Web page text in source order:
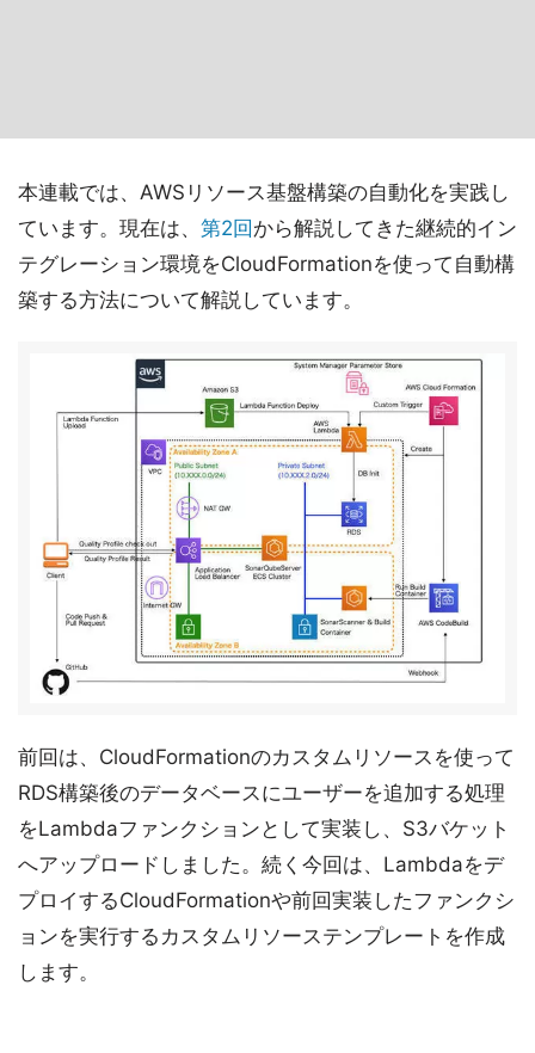
本連載では、AWSリソース基盤構築の自動化を実践し
ています。現在は、 第2回 から解説してきた継続的イン
テグレーション環境をCloudFormationを使って自動構
築する方法について解説しています。
前回は、CloudFormationのカスタムリソースを使って
RDS構築後のデータベースにユーザーを追加する処理
をLambdaファンクションとして実装し、S3バケット
へアップロードしました。続く今回は、Lambdaをデ
プロイするCloudFormationや前回実装したファンクシ
ョンを実行するカスタムリソーステンプレートを作成
します。